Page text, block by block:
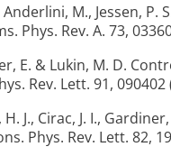
Anderlini, M., Jessen,
Phys. Rev. A. 73,
E. & Lukin, M. D.
Rev. Lett. 91, 090402
H. J., Cirac, J. I.,
Phys. Rev. Lett. 82,